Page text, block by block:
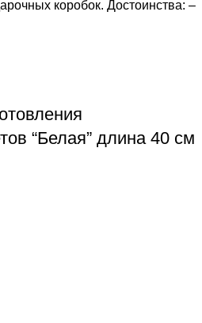
коробок. Достоинства: –
“Белая” длина 40 см